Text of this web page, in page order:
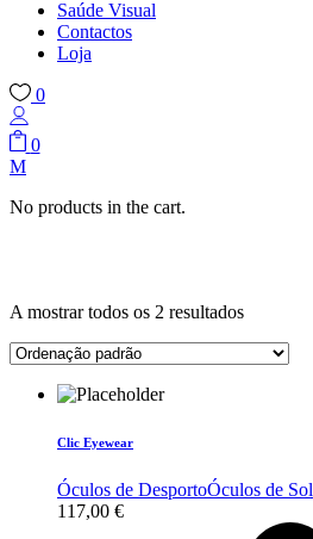
Saúde Visual
Contactos
Loja
0
0
No products in the cart.
A mostrar todos os 2 resultados
Clic Eyewear
Óculos de DesportoÓculos de Sol
117,00 €